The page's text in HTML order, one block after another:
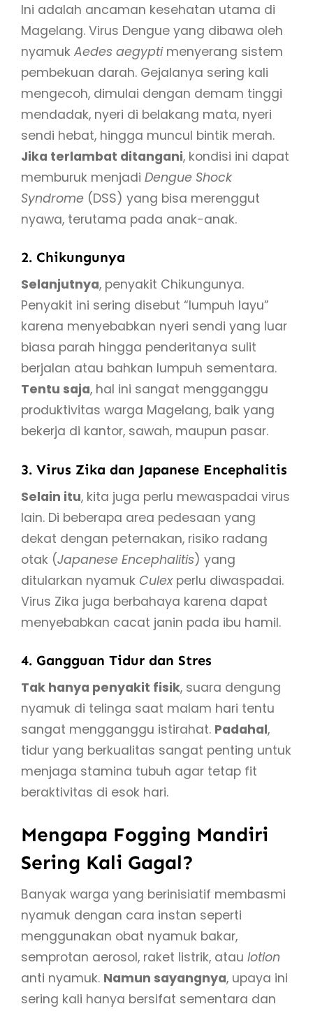
Ini adalah ancaman kesehatan utama di
Magelang. Virus Dengue yang dibawa oleh
nyamuk Aedes aegyptimenyerang sistem
pembekuan darah. Gejalanya sering kali
mengecoh, dimulai dengan demam tinggi
mendadak, nyeri di belakang mata, nyeri
sendi hebat, hingga muncul bintik merah.
Jika terlambat ditangani, kondisi ini dapat
memburuk menjadi Dengue Shock
Syndrome (DSS) yang bisa merenggut
nyawa, terutama pada anak-anak.
2. Chikungunya
Selanjutnya, penyakit Chikungunya.
Penyakit ini sering disebut “lumpuh layu”
karena menyebabkan nyeri sendi yang luar
biasa parah hingga penderitanya sulit
berjalan atau bahkan lumpuh sementara.
Tentu saja, hal ini sangat mengganggu
produktivitas warga Magelang, baik yang
bekerja di kantor, sawah, maupun pasar.
3. Virus Zika dan Japanese Encephalitis
Selain itu, kita juga perlu mewaspadai virus
lain. Di beberapa area pedesaan yang
dekat dengan peternakan, risiko radang
otak (Japanese Encephalitis) yang
ditularkan nyamuk Culexperlu diwaspadai.
Virus Zika juga berbahaya karena dapat
menyebabkan cacat janin pada ibu hamil.
4. Gangguan Tidur dan Stres
Tak hanya penyakit fisik, suara dengung
nyamuk di telinga saat malam hari tentu
sangat mengganggu istirahat. Padahal,
tidur yang berkualitas sangat penting untuk
menjaga stamina tubuh agar tetap fit
beraktivitas di esok hari.
Mengapa Fogging Mandiri
Sering Kali Gagal?
Banyak warga yang berinisiatif membasmi
nyamuk dengan cara instan seperti
menggunakan obat nyamuk bakar,
semprotan aerosol, raket listrik, atau lotion
anti nyamuk. Namun sayangnya, upaya ini
sering kali hanya bersifat sementara dan